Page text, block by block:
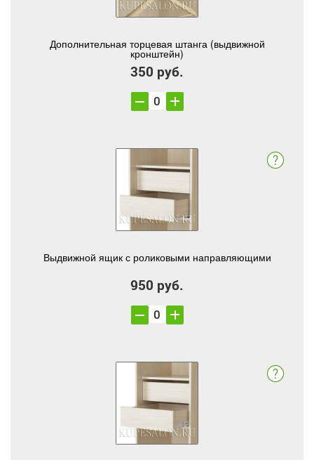
Дополнительная торцевая штанга (выдвижной
кронштейн)
350 руб.
Выдвижной ящик с роликовыми направляющими
950 руб.